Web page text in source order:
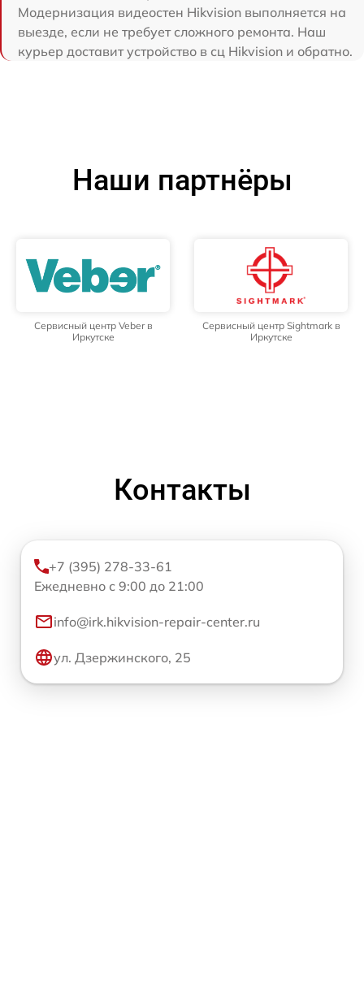
Модернизация видеостен Hikvision выполняется на
выезде, если не требует сложного ремонта. Наш
курьер доставит устройство в сц Hikvision и обратно.
Наши партнёры
Сервисный центр Veber в
Иркутске
Сервисный центр Sightmark в
Иркутске
Контакты
+7 (395) 278-33-61
Ежедневно с 9:00 до 21:00
info@irk.hikvision-repair-center.ru
ул. Дзержинского, 25